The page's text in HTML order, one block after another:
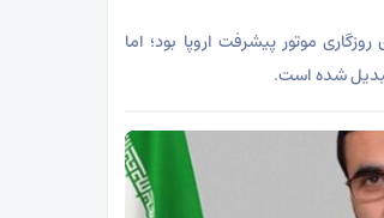
موتور پیشرفت اروپا بود؛ اما
تبدیل شده است.